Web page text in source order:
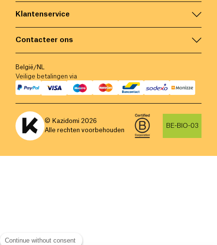
Klantenservice
Contacteer ons
België/NL
Veilige betalingen via
© Kazidomi 2026
Alle rechten voorbehouden
BE-BIO-03
Continue without consent